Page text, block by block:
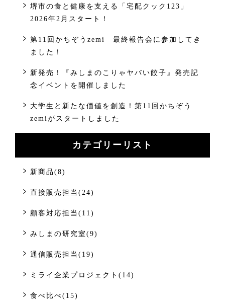
堺市の食と健康を支える「宅配クック123」
2026年2月スタート！
第11回かちぞうzemi 最終報告会に参加してき
ました！
新発売！『みしまのこりゃヤバい餃子』発売記
念イベントを開催しました
大学生と新たな価値を創造！第11回かちぞう
zemiがスタートしました
カテゴリーリスト
新商品(8)
直接販売担当(24)
顧客対応担当(11)
みしまの研究室(9)
通信販売担当(19)
ミライ企業プロジェクト(14)
食べ比べ(15)